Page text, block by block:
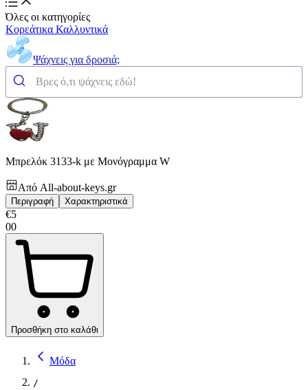
Όλες οι κατηγορίες
Κορεάτικα Καλλυντικά
Ψάχνεις για δροσιά;
Μπρελόκ 3133-k με Μονόγραμμα W
Από All-about-keys.gr
Περιγραφή Χαρακτηριστικά
€5
00
Προσθήκη στο καλάθι
Μόδα
/